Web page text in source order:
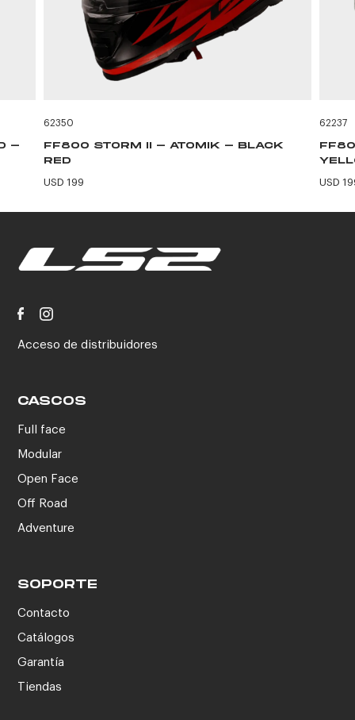
-
62350
FF800 STORM II - ATOMIK - BLACK
RED
USD 199
62237
USD
Acceso de distribuidores
CASCOS
Full face
Modular
Open Face
Off Road
Adventure
SOPORTE
Contacto
Catálogos
Garantía
Tiendas